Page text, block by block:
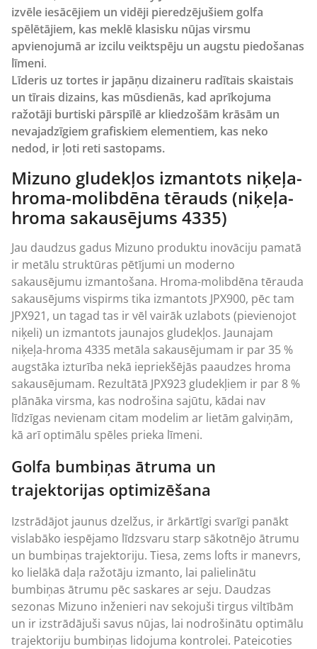
izvēle iesācējiem un vidēji pieredzējušiem golfa
spēlētājiem, kas meklē klasisku nūjas virsmu
apvienojumā ar izcilu veiktspēju un augstu piedošanas
līmeni.
Līderis uz tortes ir japāņu dizaineru radītais skaistais
un tīrais dizains, kas mūsdienās, kad aprīkojuma
ražotāji burtiski pārspīlē ar kliedzošām krāsām un
nevajadzīgiem grafiskiem elementiem, kas neko
nedod, ir ļoti reti sastopams.
Mizuno gludekļos izmantots niķeļa-
hroma-molibdēna tērauds (niķeļa-
hroma sakausējums 4335)
Jau daudzus gadus Mizuno produktu inovāciju pamatā
ir metālu struktūras pētījumi un moderno
sakausējumu izmantošana. Hroma-molibdēna tērauda
sakausējums vispirms tika izmantots JPX900, pēc tam
JPX921, un tagad tas ir vēl vairāk uzlabots (pievienojot
niķeli) un izmantots jaunajos gludekļos. Jaunajam
niķeļa-hroma 4335 metāla sakausējumam ir par 35 %
augstāka izturība nekā iepriekšējās paaudzes hroma
sakausējumam. Rezultātā JPX923 gludekļiem ir par 8 %
plānāka virsma, kas nodrošina sajūtu, kādai nav
līdzīgas nevienam citam modelim ar lietām galviņām,
kā arī optimālu spēles prieka līmeni.
Golfa bumbiņas ātruma un
trajektorijas optimizēšana
Izstrādājot jaunus dzelžus, ir ārkārtīgi svarīgi panākt
vislabāko iespējamo līdzsvaru starp sākotnējo ātrumu
un bumbiņas trajektoriju. Tiesa, zems lofts ir manevrs,
ko lielākā daļa ražotāju izmanto, lai palielinātu
bumbiņas ātrumu pēc saskares ar seju. Daudzas
sezonas Mizuno inženieri nav sekojuši tirgus viltībām
un ir izstrādājuši savus nūjas, lai nodrošinātu optimālu
trajektoriju bumbiņas lidojuma kontrolei. Pateicoties